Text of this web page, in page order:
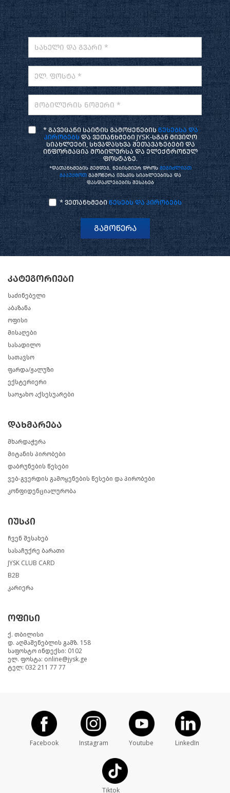
სახელი და გვარი *
ელ. ფოსტა *
მობილურის ნომერი *
* გავეცანი საიტის გამოყენებისწესებსა და
პირობებსდა ვეთანხმები JYSK-სგან მივიღო
სიახლეები, სხვადასხვა შეთავაზებები და
ინფორმაცია მობილურსა და ელექტრონულ
ფოსტაზე.
*დათანხმების შემდეგ, ნებისმიერ დროს შეგიძლიათ
გააუქმოთგამოწერა იუსკის სიახლეებისა და
ფასდაკლებების შესახებ
* ვეთანხმები წესებს და პირობებს
გამოწერა
კატეგორიები
საძინებელი
აბაზანა
ოფისი
მისაღები
სასადილო
სათავსო
ფარდა/ჟალუზი
ექსტერიერი
საოჯახო აქსესუარები
დახმარება
მხარდაჭერა
მიტანის პირობები
დაბრუნების წესები
ვებ-გვერდის გამოყენების წესები და პირობები
კონფიდენციალურობა
იუსკი
ჩვენ შესახებ
სასაჩუქრე ბარათი
JYSK CLUB CARD
B2B
კარიერა
ოფისი
ქ. თბილისი
დ. აღმაშენებლის გამზ. 158
საფოსტო ინდექსი: 0102
ელ. ფოსტა: online@jysk.ge
ტელ: 032 211 77 77
Facebook Instagram Youtube LinkedIn
Tiktok